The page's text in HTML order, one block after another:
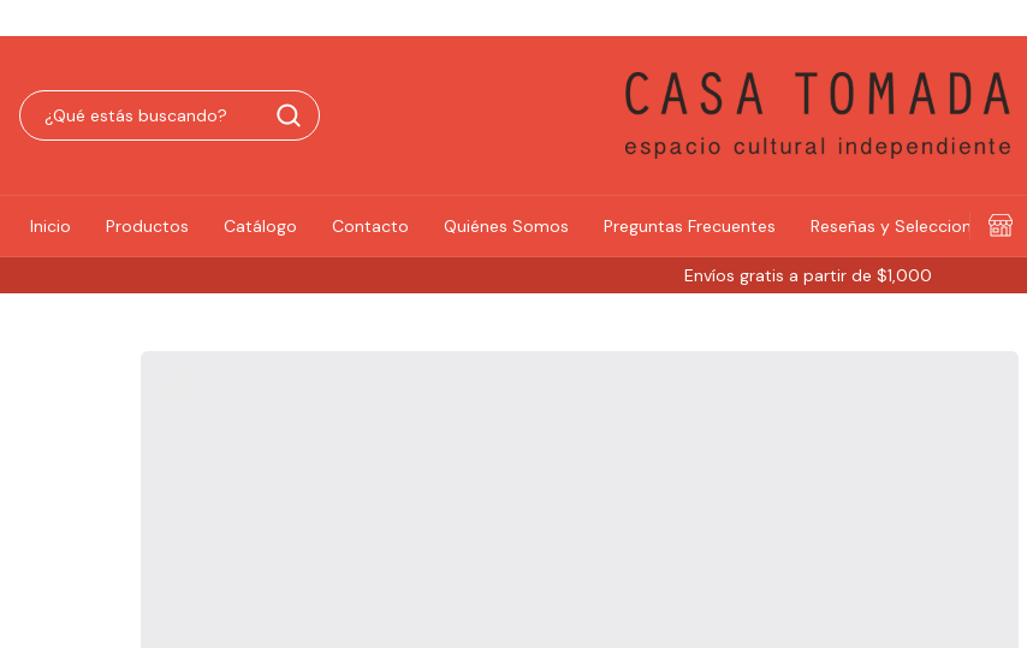
Envíos gratis a partir de $1,000
Inicio Productos Catálogo Contacto Quiénes Somos Preguntas Frecuentes Reseñas y Selecciones